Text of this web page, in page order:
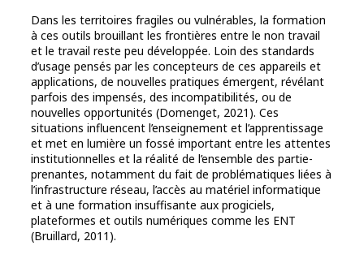
Dans les territoires fragiles ou vulnérables, la formation
à ces outils brouillant les frontières entre le non travail
et le travail reste peu développée. Loin des standards
d’usage pensés par les concepteurs de ces appareils et
applications, de nouvelles pratiques émergent, révélant
parfois des impensés, des incompatibilités, ou de
nouvelles opportunités (Domenget, 2021). Ces
situations influencent l’enseignement et l’apprentissage
et met en lumière un fossé important entre les attentes
institutionnelles et la réalité de l’ensemble des partie-
prenantes, notamment du fait de problématiques liées à
l’infrastructure réseau, l’accès au matériel informatique
et à une formation insuffisante aux progiciels,
plateformes et outils numériques comme les ENT
(Bruillard, 2011).